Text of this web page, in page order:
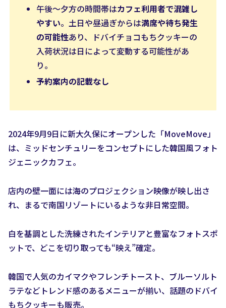
午後〜夕方の時間帯はカフェ利用者で混雑し
やすい。土日や昼過ぎからは満席や待ち発生
の可能性あり、ドバイチョコもちクッキーの
入荷状況は日によって変動する可能性があ
り。
予約案内の記載なし
2024年9月9日に新大久保にオープンした「MoveMove」
は、ミッドセンチュリーをコンセプトにした韓国風フォト
ジェニックカフェ。
店内の壁一面には海のプロジェクション映像が映し出さ
れ、まるで南国リゾートにいるような非日常空間。
白を基調とした洗練されたインテリアと豊富なフォトスポ
ットで、どこを切り取っても“映え”確定。
韓国で人気のカイマクやフレンチトースト、ブルーソルト
ラテなどトレンド感のあるメニューが揃い、話題のドバイ
もちクッキーも販売。